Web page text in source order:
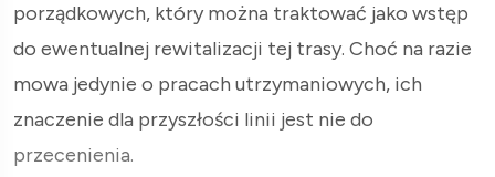
porządkowych, który można traktować jako wstęp
do ewentualnej rewitalizacji tej trasy. Choć na razie
mowa jedynie o pracach utrzymaniowych, ich
znaczenie dla przyszłości linii jest nie do
przecenienia.